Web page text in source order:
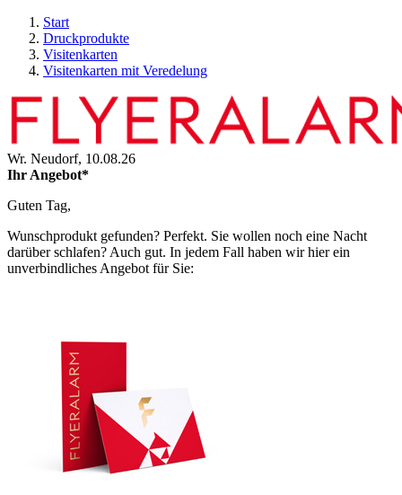
Start
Druckprodukte
Visitenkarten
Visitenkarten mit Veredelung
Wr. Neudorf, 10.08.26
Ihr Angebot*
Guten Tag,
Wunschprodukt gefunden? Perfekt. Sie wollen noch eine Nacht
darüber schlafen? Auch gut. In jedem Fall haben wir hier ein
unverbindliches Angebot für Sie: